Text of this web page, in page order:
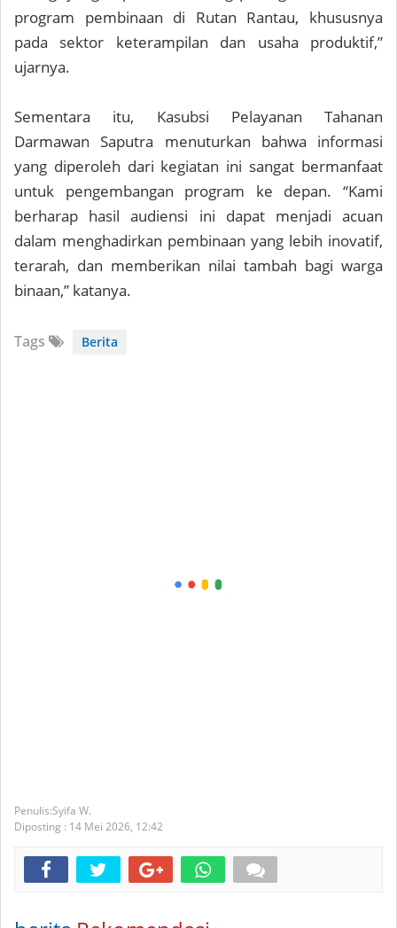
program pembinaan di Rutan Rantau, khususnya
pada sektor keterampilan dan usaha produktif,”
ujarnya.
Sementara itu, Kasubsi Pelayanan Tahanan
Darmawan Saputra menuturkan bahwa informasi
yang diperoleh dari kegiatan ini sangat bermanfaat
untuk pengembangan program ke depan. “Kami
berharap hasil audiensi ini dapat menjadi acuan
dalam menghadirkan pembinaan yang lebih inovatif,
terarah, dan memberikan nilai tambah bagi warga
binaan,” katanya.
Tags Berita
Syifa W.
Diposting : 14 Mei 2026, 12:42